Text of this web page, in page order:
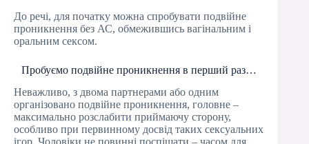
До речі, для початку можна спробувати подвійне
проникнення без АС, обмежившись вагінальним і
оральним сексом.
Пробуємо подвійне проникнення в перший раз…
Неважливо, з двома партнерами або одним
організовано подвійне проникнення, головне –
максимально розслабити приймаючу сторону,
особливо при первинному досвід таких сексуальних